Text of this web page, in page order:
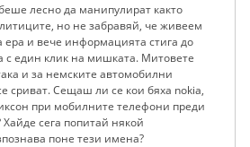
лесно да манипулират както
но не забравяй, че живеем
и вече информацията стига до
с един клик на мишката. Митовете
и за немските автомобилни
сриват. Сещаш ли се кои бяха nokia,
при мобилните телефони преди
сега попитай някой
поне тези имена?